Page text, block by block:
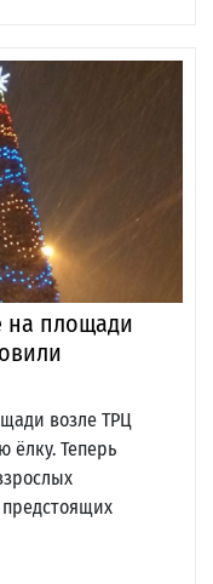
на площади
возле ТРЦ
ёлку. Теперь